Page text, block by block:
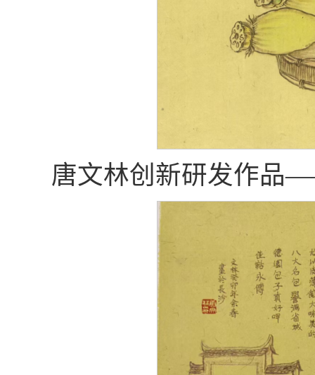
唐文林创新研发作品